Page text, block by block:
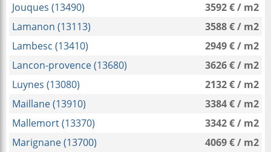
Jouques (13490)
3592 € / m2
Lamanon (13113)
3588 € / m2
Lambesc (13410)
2949 € / m2
Lancon-provence (13680)
3626 € / m2
Luynes (13080)
2132 € / m2
Maillane (13910)
3384 € / m2
Mallemort (13370)
3342 € / m2
Marignane (13700)
4069 € / m2